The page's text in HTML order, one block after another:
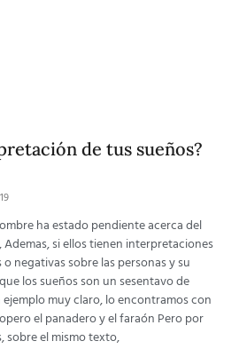
de tus sueños?
ha estado pendiente acerca del
si ellos tienen interpretaciones
negativas sobre las personas y su
los sueños son un sesentavo de
muy claro, lo encontramos con
el panadero y el faraón Pero por
sobre el mismo texto,